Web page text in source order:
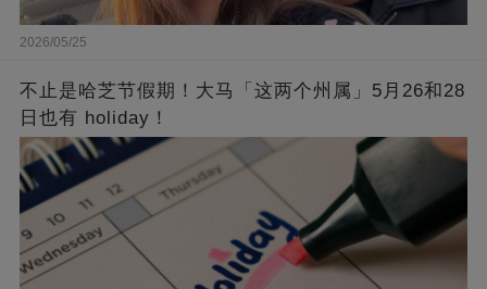
2026/05/25
不止是哈芝节假期！大马「这两个州属」5月26和28
日也有 holiday！